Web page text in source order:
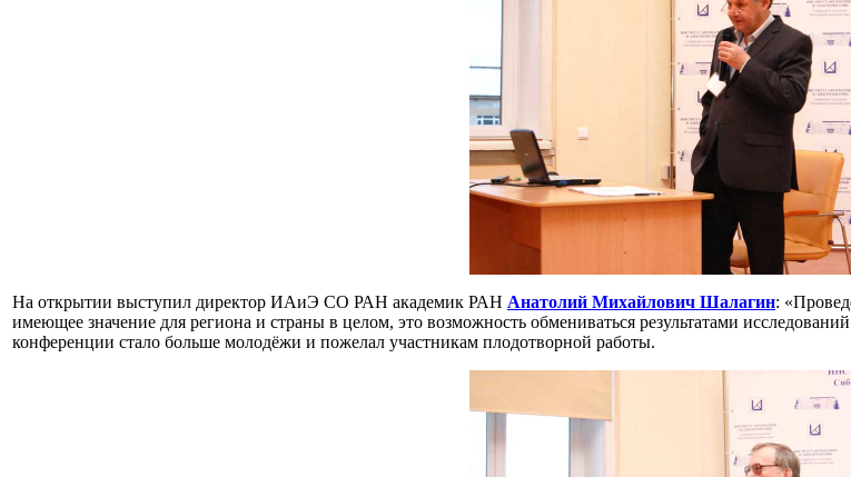
На открытии выступил директор ИАиЭ СО РАН академик РАН Анатолий Михайлович Шалагин:
имеющее значение для региона и страны в целом, это возможность обмениваться результатами
конференции стало больше молодёжи и пожелал участникам плодотворной работы.